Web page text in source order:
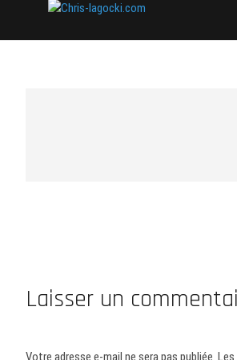
content
Chris-
CES PAGES POUR
Laisser un
Votre adresse e-mail ne sera pas publiée.